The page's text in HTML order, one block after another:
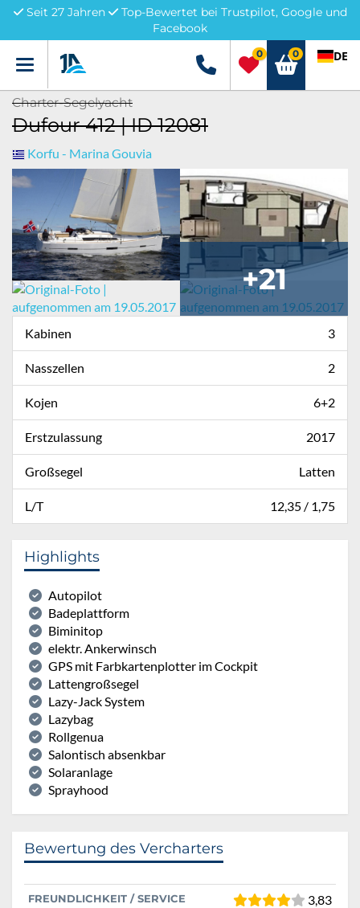
Seit 27 Jahren
Top-Bewertet bei Trustpilot, Google und
Facebook
Menü +49 5741 3222690
0 0 DE
Charter-Segelyacht
Dufour 412 | ID 12081
Korfu - Marina Gouvia
+21
Kabinen 3
Nasszellen 2
Kojen 6+2
Erstzulassung 2017
Großsegel Latten
L/T 12,35 / 1,75
Highlights
Autopilot
Badeplattform
Biminitop
elektr. Ankerwinsch
GPS mit Farbkartenplotter im Cockpit
Lattengroßsegel
Lazy-Jack System
Lazybag
Rollgenua
Salontisch absenkbar
Solaranlage
Sprayhood
Bewertung des Vercharters
FREUNDLICHKEIT / SERVICE 3,83